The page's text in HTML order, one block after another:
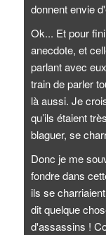
donnent envie
Ok... Et pour
anecdote, et
parlant avec
train de parler
là aussi. Je
qu’ils étaient
blaguer, se
Donc je me
fondre dans
ils se
dit quelque
d'assassins !